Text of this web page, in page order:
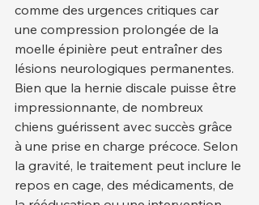
comme des urgences critiques car
une compression prolongée de la
moelle épinière peut entraîner des
lésions neurologiques permanentes.
Bien que la hernie discale puisse être
impressionnante, de nombreux
chiens guérissent avec succès grâce
à une prise en charge précoce. Selon
la gravité, le traitement peut inclure le
repos en cage, des médicaments, de